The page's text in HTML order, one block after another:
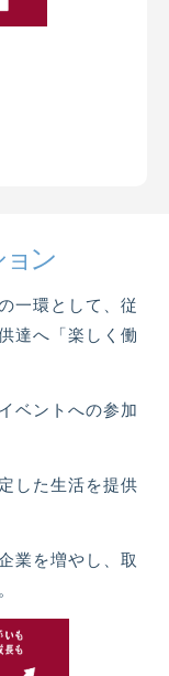
ン
一環として、従
達へ「楽しく働
ベントへの参加
した生活を提供
業を増やし、取